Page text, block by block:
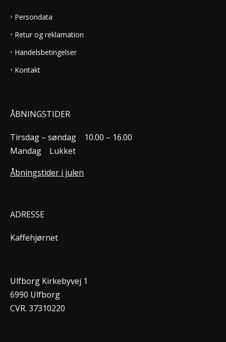
Persondata
Retur og reklamation
Handelsbetingelser
Kontakt
ÅBNINGSTIDER
Tirsdag – søndag
10.00 – 16.00
Mandag
Lukket
Åbningstider i julen
ADRESSE
Kaffehjørnet
Ulfborg Kirkebyvej 1
6990 Ulfborg
CVR. 37310220